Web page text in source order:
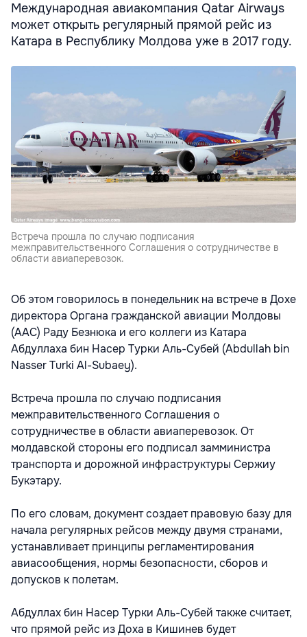
Международная авиакомпания Qatar Airways
может открыть регулярный прямой рейс из
Катара в Республику Молдова уже в 2017 году.
Встреча прошла по случаю подписания
межправительственного Соглашения о сотрудничестве в
области авиаперевозок.
Об этом говорилось в понедельник на встрече в Дохе
директора Органа гражданской авиации Молдовы
(AAC) Раду Безнюка и его коллеги из Катара
Абдуллаха бин Насер Турки Аль-Субей (Abdullah bin
Nasser Turki Al-Subaey).
Встреча прошла по случаю подписания
межправительственного Соглашения о
сотрудничестве в области авиаперевозок. От
молдавской стороны его подписал замминистра
транспорта и дорожной инфраструктуры Сержиу
Букэтару.
По его словам, документ создает правовую базу для
начала регулярных рейсов между двумя странами,
устанавливает принципы регламентирования
авиасообщения, нормы безопасности, сборов и
допусков к полетам.
Абдуллах бин Насер Турки Аль-Субей также считает,
что прямой рейс из Доха в Кишинев будет